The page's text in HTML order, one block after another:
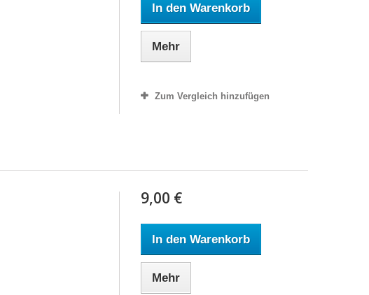
In den Warenkorb
Mehr
Zum Vergleich hinzufügen
9,00 €
In den Warenkorb
Mehr